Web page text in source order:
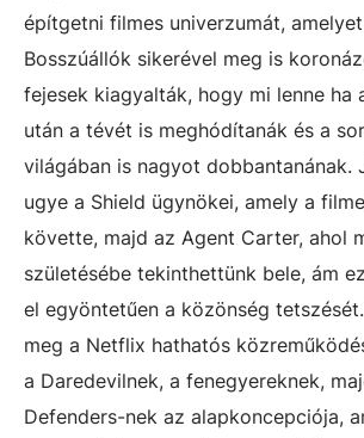
építgetni filmes univerzumát,
Bosszúállók sikerével meg is
fejesek kiagyalták, hogy mi lenne ha
után a tévét is meghódítanák és a
világában is nagyot dobbantanának.
ugye a Shield ügynökei, amely a
követte, majd az Agent Carter, ahol
születésébe tekinthettünk bele, ám
el egyöntetűen a közönség
meg a Netflix hathatós
a Daredevilnek, a fenegyereknek,
Defenders-nek az alapkoncepciója,